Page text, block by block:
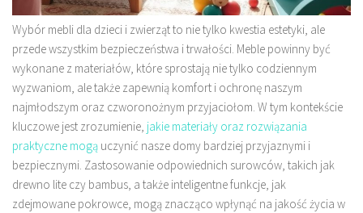
Wybór mebli dla dzieci i zwierząt to nie tylko kwestia estetyki, ale
przede wszystkim bezpieczeństwa i trwałości. Meble powinny być
wykonane z materiałów, które sprostają nie tylko codziennym
wyzwaniom, ale także zapewnią komfort i ochronę naszym
najmłodszym oraz czworonożnym przyjaciołom. W tym kontekście
kluczowe jest zrozumienie, jakie materiały oraz rozwiązania
praktyczne mogą uczynić nasze domy bardziej przyjaznymi i
bezpiecznymi. Zastosowanie odpowiednich surowców, takich jak
drewno lite czy bambus, a także inteligentne funkcje, jak
zdejmowane pokrowce, mogą znacząco wpłynąć na jakość życia w